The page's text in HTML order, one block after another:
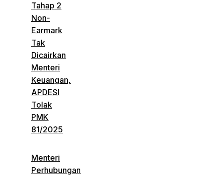
Tahap 2
Non-
Earmark
Tak
Dicairkan
Menteri
Keuangan,
APDESI
Tolak
PMK
81/2025
Menteri
Perhubungan